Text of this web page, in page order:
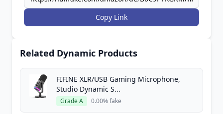
Copy Link
Related Dynamic Products
FIFINE XLR/USB Gaming Microphone,
Studio Dynamic S...
Grade A 0.00% fake